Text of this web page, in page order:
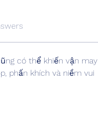
có thể khiến vận may
phấn khích và niềm vui